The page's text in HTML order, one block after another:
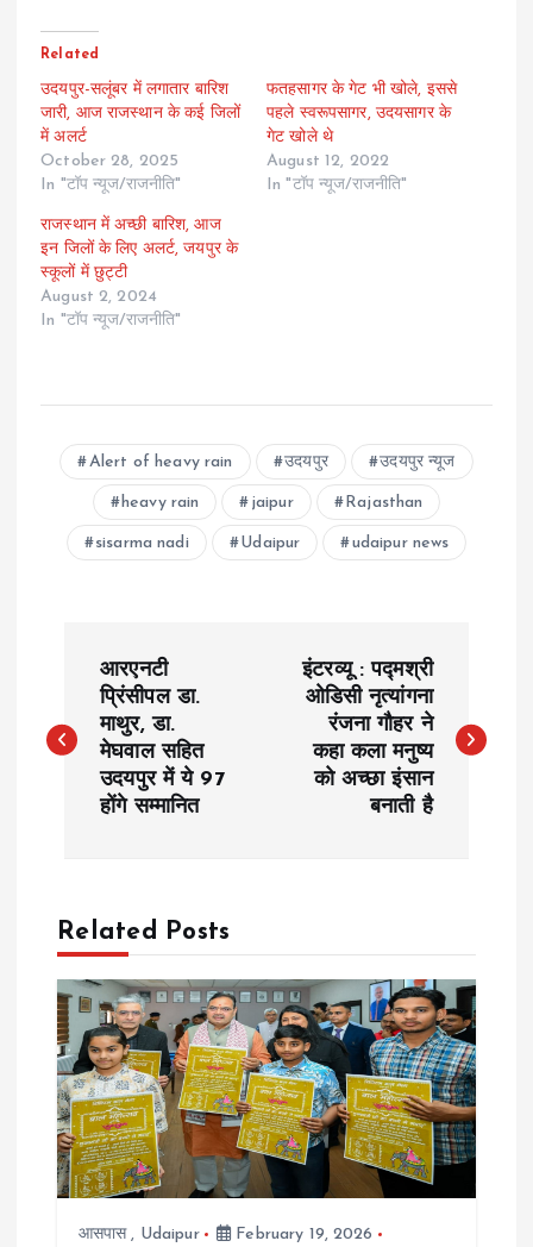
Related
उदयपुर-सलूंबर में लगातार बारिश
जारी, आज राजस्थान के कई जिलों
में अलर्ट
October 28, 2025
In "टॉप न्यूज/राजनीति"
फतहसागर के गेट भी खोले, इससे
पहले स्वरूपसागर, उदयसागर के
गेट खोले थे
August 12, 2022
In "टॉप न्यूज/राजनीति"
राजस्थान में अच्छी बारिश, आज
इन जिलों के लिए अलर्ट, जयपुर के
स्कूलों में छुट्टी
August 2, 2024
In "टॉप न्यूज/राजनीति"
Alert of heavy rain उदयपुर उदयपुर न्यूज
heavy rain jaipur Rajasthan
sisarma nadi Udaipur udaipur news
s
a
v
g
a
आरएनटी
प्रिंसीपल डा.
माथुर, डा.
मेघवाल सहित
उदयपुर में ये 97
होंगे सम्मानित
इंटरव्यू : पद्मश्री
ओडिसी नृत्यांगना
रंजना गौहर ने
कहा कला मनुष्य
को अच्छा इंसान
बनाती है
Related Posts
आसपास, Udaipur February 19, 2026